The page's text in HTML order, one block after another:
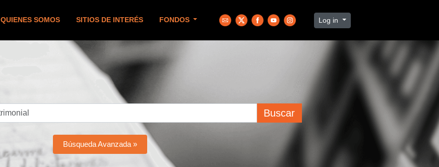
QUIENES SOMOS SITIOS DE INTERÉS FONDOS Log in
Buscar
Búsqueda Avanzada »